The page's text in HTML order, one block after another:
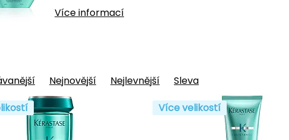
Více informací
Nejnovější Nejlevnější Sleva
Více velikostí